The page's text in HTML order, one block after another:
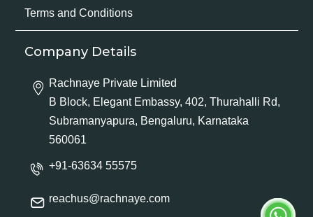
Terms and Conditions
Company Details
Rachnaye Private Limited
B Block, Elegant Embassy, 402, Thurahalli Rd,
Subramanyapura, Bengaluru, Karnataka
560061
+91-63634 55575
reachus@rachnaye.com